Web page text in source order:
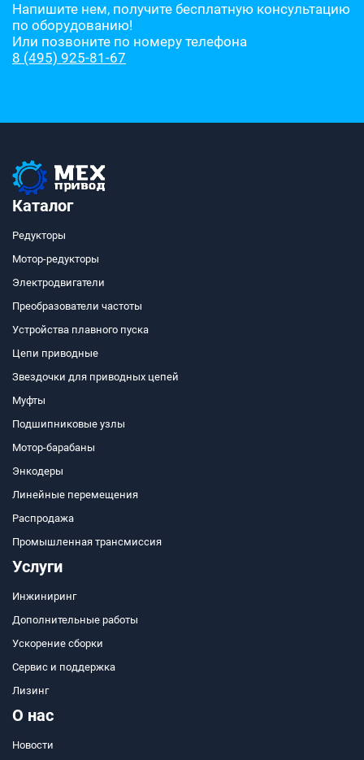
Напишите нем, получите бесплатную консультацию
по оборудованию!
Или позвоните по номеру телефона
8 (495) 925-81-67
Каталог
Редукторы
Мотор-редукторы
Электродвигатели
Преобразователи частоты
Устройства плавного пуска
Цепи приводные
Звездочки для приводных цепей
Муфты
Подшипниковые узлы
Мотор-барабаны
Энкодеры
Линейные перемещения
Распродажа
Промышленная трансмиссия
Услуги
Инжиниринг
Дополнительные работы
Ускорение сборки
Сервис и поддержка
Лизинг
О нас
Новости